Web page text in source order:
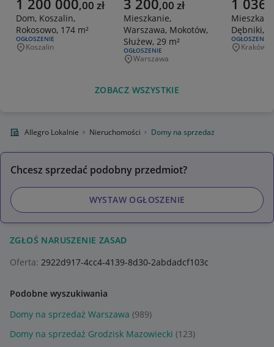
,00 zł
Dom, Koszalin,
Rokosowo, 174 m²
RODZAJ OFERTY:
OGŁOSZENIE
Miejscowość
Koszalin
,00 zł
Mieszkanie,
Warszawa, Mokotów,
Służew, 29 m²
RODZAJ OFERTY:
OGŁOSZENIE
Miejscowość
Warszawa
Dębniki,
RODZAJ
OGŁOSZENIE
Kraków
ZOBACZ WSZYSTKIE
Allegro Lokalnie Nieruchomości Domy na sprzedaż
Chcesz sprzedać podobny przedmiot?
WYSTAW OGŁOSZENIE
ZGŁOŚ NARUSZENIE ZASAD
Oferta: 2922d917-4cc4-4139-8d30-2abdadcf103c
Podobne wyszukiwania
Domy na sprzedaż Warszawa (989)
Domy na sprzedaż Grodzisk Mazowiecki (123)